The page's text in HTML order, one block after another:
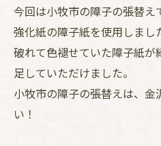
今回は小牧市の障子の張替え
強化紙の障子紙を使用しまし
破れて色褪せていた障子紙が
足していただけました。
小牧市の障子の張替えは、金
い！